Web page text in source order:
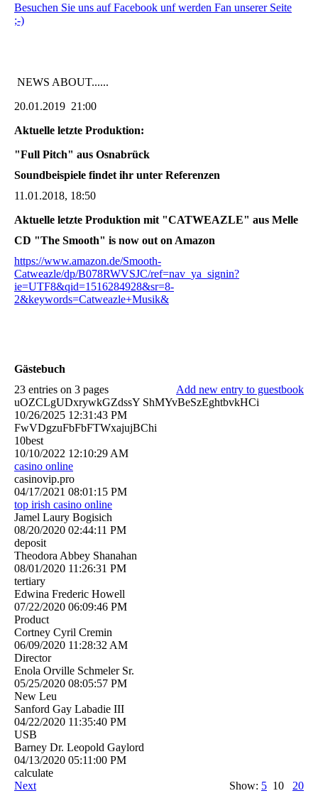
Besuchen Sie uns auf Facebook unf werden Fan unserer Seite
;-)
NEWS ABOUT......
20.01.2019 21:00
Aktuelle letzte Produktion:
"Full Pitch" aus Osnabrück
Soundbeispiele findet ihr unter Referenzen
11.01.2018, 18:50
Aktuelle letzte Produktion mit "CATWEAZLE" aus Melle
CD "The Smooth" is now out on Amazon
https://www.amazon.de/Smooth-
Catweazle/dp/B078RWVSJC/ref=nav_ya_signin?
ie=UTF8&qid=1516284928&sr=8-
2&keywords=Catweazle+Musik&
Gästebuch
23 entries on 3 pages
Add new entry to guestbook
uOZCLgUDxrywkGZdssY ShMYvBeSzEghtbvkHCi
10/26/2025 12:31:43 PM
FwVDgzuFbFbFTWxajujBChi
10best
10/10/2022 12:10:29 AM
casino online
casinovip.pro
04/17/2021 08:01:15 PM
top irish casino online
Jamel Laury Bogisich
08/20/2020 02:44:11 PM
deposit
Theodora Abbey Shanahan
08/01/2020 11:26:31 PM
tertiary
Edwina Frederic Howell
07/22/2020 06:09:46 PM
Product
Cortney Cyril Cremin
06/09/2020 11:28:32 AM
Director
Enola Orville Schmeler Sr.
05/25/2020 08:05:57 PM
New Leu
Sanford Gay Labadie III
04/22/2020 11:35:40 PM
USB
Barney Dr. Leopold Gaylord
04/13/2020 05:11:00 PM
calculate
Next
Show: 5 10 20